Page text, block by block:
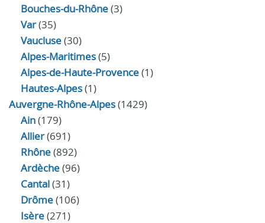
Bouches-du-Rhône(3)
Var(35)
Vaucluse(30)
Alpes-Maritimes(5)
Alpes-de-Haute-Provence(1)
Hautes-Alpes(1)
Auvergne-Rhône-Alpes(1429)
Ain(179)
Allier(691)
Rhône(892)
Ardèche(96)
Cantal(31)
Drôme(106)
Isère(271)